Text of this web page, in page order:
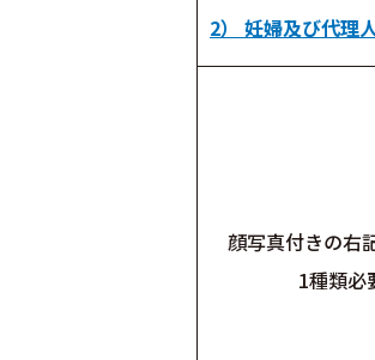
2） 妊婦及び代理
顔写真付きの右
1種類必